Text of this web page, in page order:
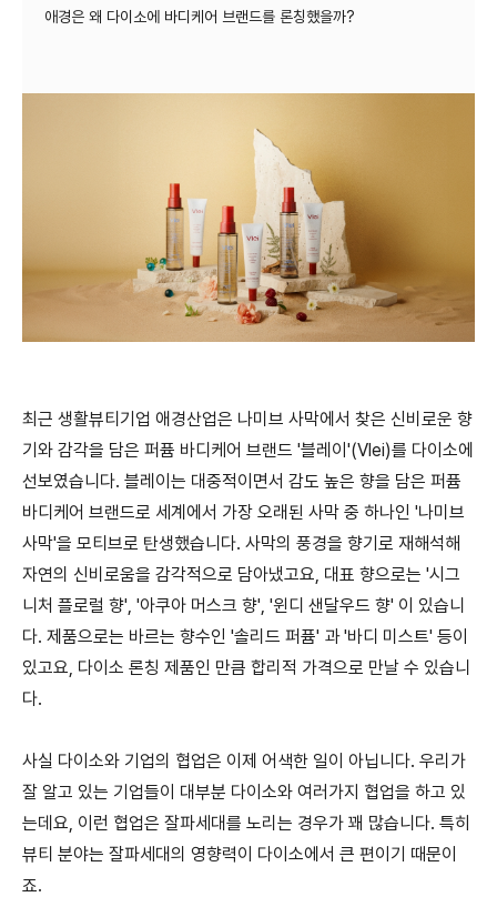
애경은 왜 다이소에 바디케어 브랜드를 론칭했을까?
최근 생활뷰티기업 애경산업은 나미브 사막에서 찾은 신비로운 향
기와 감각을 담은 퍼퓸 바디케어 브랜드 '블레이'(Vlei)를 다이소에
선보였습니다. 블레이는 대중적이면서 감도 높은 향을 담은 퍼퓸
바디케어 브랜드로 세계에서 가장 오래된 사막 중 하나인 '나미브
사막'을 모티브로 탄생했습니다. 사막의 풍경을 향기로 재해석해
자연의 신비로움을 감각적으로 담아냈고요, 대표 향으로는 '시그
니처 플로럴 향', '아쿠아 머스크 향', '윈디 샌달우드 향' 이 있습니
다. 제품으로는 바르는 향수인 '솔리드 퍼퓸' 과 '바디 미스트' 등이
있고요, 다이소 론칭 제품인 만큼 합리적 가격으로 만날 수 있습니
다.
사실 다이소와 기업의 협업은 이제 어색한 일이 아닙니다. 우리가
잘 알고 있는 기업들이 대부분 다이소와 여러가지 협업을 하고 있
는데요, 이런 협업은 잘파세대를 노리는 경우가 꽤 많습니다. 특히
뷰티 분야는 잘파세대의 영향력이 다이소에서 큰 편이기 때문이
죠.